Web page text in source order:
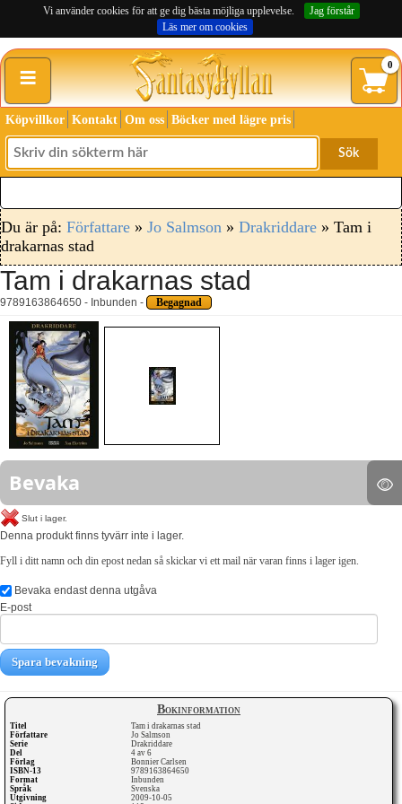
Vi använder cookies för att ge dig bästa möjliga upplevelse.
Jag förstår
Läs mer om cookies
≡ 0
Köpvillkor Kontakt Om oss Böcker med lägre pris
Sök
Du är på: Författare » Jo Salmson » Drakriddare » Tam i
drakarnas stad
Tam i drakarnas stad
9789163864650 - Inbunden - Begagnad
Bokinformation
Titel
Tam i drakarnas stad
Författare
Jo Salmson
Serie
Drakriddare
Del
4 av 6
Förlag
Bonnier Carlsen
ISBN-13
9789163864650
Format
Inbunden
Språk
Svenska
Utgivning
2009-10-05
Bevaka
Slut i lager.
Denna produkt finns tyvärr inte i lager.
Fyll i ditt namn och din epost nedan så skickar vi ett mail när varan finns i lager igen.
Bevaka endast denna utgåva
E-post
Spara bevakning